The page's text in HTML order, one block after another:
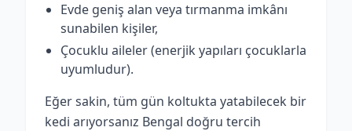
Evde geniş alan veya tırmanma imkânı
sunabilen kişiler,
Çocuklu aileler (enerjik yapıları çocuklarla
uyumludur).
Eğer sakin, tüm gün koltukta yatabilecek bir
kedi arıyorsanız Bengal doğru tercih